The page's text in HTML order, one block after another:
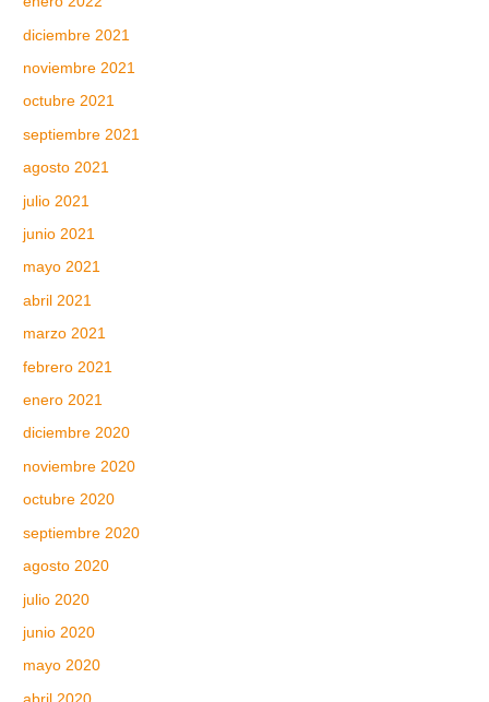
diciembre 2021
noviembre 2021
octubre 2021
septiembre 2021
agosto 2021
julio 2021
junio 2021
mayo 2021
abril 2021
marzo 2021
febrero 2021
enero 2021
diciembre 2020
noviembre 2020
octubre 2020
septiembre 2020
agosto 2020
julio 2020
junio 2020
mayo 2020